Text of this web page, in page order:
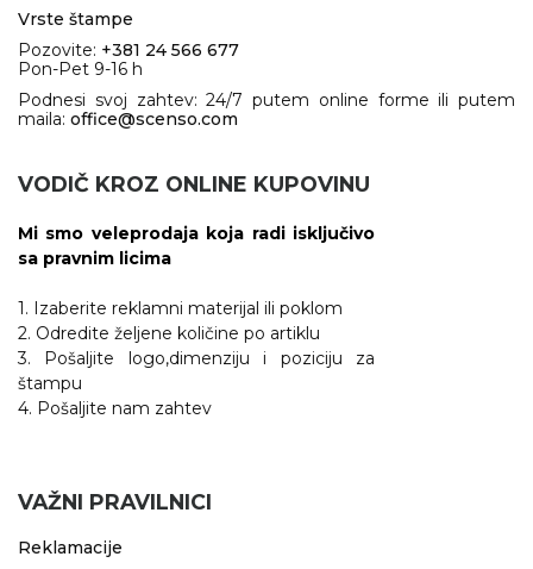
RADNA OPREMA
Vrste štampe
Pozovite: +381 24 566 677
Pon-Pet 9-16 h
Podnesi svoj zahtev: 24/7 putem online forme ili putem
maila: office@scenso.com
VODIČ KROZ ONLINE KUPOVINU
Mi smo veleprodaja koja radi isključivo
sa pravnim licima
1. Izaberite reklamni materijal ili poklom
2. Odredite željene količine po artiklu
3. Pošaljite logo,dimenziju i poziciju za
štampu
4. Pošaljite nam zahtev
VAŽNI PRAVILNICI
Reklamacije